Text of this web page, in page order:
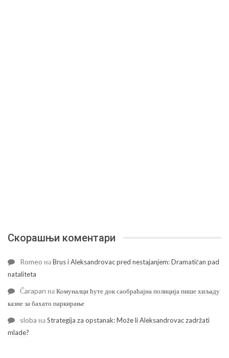
Скорашњи коментари
Romeo наBrus i Aleksandrovac pred nestajanjem: Dramatičan pad
nataliteta
Čarapan наКомуналци ћуте док саобраћајна полиција пише хиљаду
казне за бахато паркирање
sloba наStrategija za opstanak: Može li Aleksandrovac zadržati
mlade?